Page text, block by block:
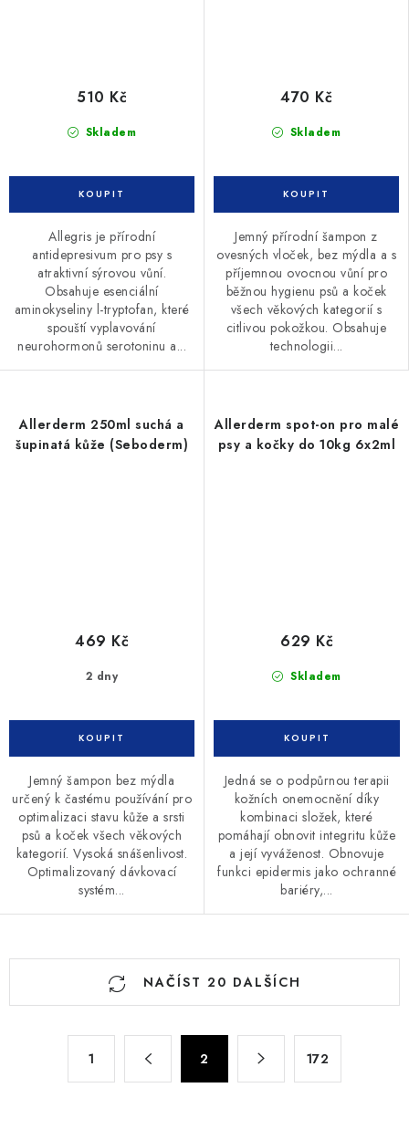
Skladem
510 Kč
Allegris je přírodní
antidepresivum pro psy s
atraktivní sýrovou vůní.
Obsahuje esenciální
aminokyseliny l-tryptofan, které
spouští vyplavování
neurohormonů serotoninu a...
Skladem
470 Kč
Jemný přírodní šampon z
ovesných vloček, bez mýdla a s
příjemnou ovocnou vůní pro
běžnou hygienu psů a koček
všech věkových kategorií s
citlivou pokožkou. Obsahuje
technologii...
Allerderm 250ml suchá a
šupinatá kůže (Seboderm)
2 dny
469 Kč
Jemný šampon bez mýdla
určený k častému používání pro
optimalizaci stavu kůže a srsti
psů a koček všech věkových
kategorií. Vysoká snášenlivost.
Optimalizovaný dávkovací
systém...
Allerderm spot-on pro malé
psy a kočky do 10kg 6x2ml
Skladem
629 Kč
Jedná se o podpůrnou terapii
kožních onemocnění díky
kombinaci složek, které
pomáhají obnovit integritu kůže
a její vyváženost. Obnovuje
funkci epidermis jako ochranné
bariéry,...
NAČÍST 20 DALŠÍCH
1 2 172